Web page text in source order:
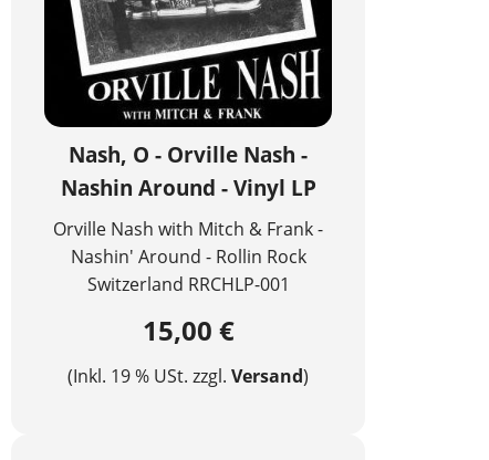
Nash, O - Orville Nash -
Nashin Around - Vinyl LP
Orville Nash with Mitch & Frank -
Nashin' Around - Rollin Rock
Switzerland RRCHLP-001
15,00 €
(Inkl. 19 % USt. zzgl. Versand)